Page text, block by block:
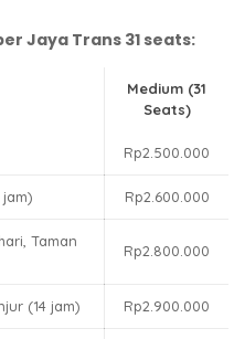
Jaya Trans 31 seats:
Medium (31
Seats)
Rp2.500.000
Rp2.600.000
Taman
Rp2.800.000
(14 jam) Rp2.900.000